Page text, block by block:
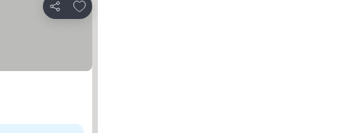
Partilhar
Adicionar aos favoritos